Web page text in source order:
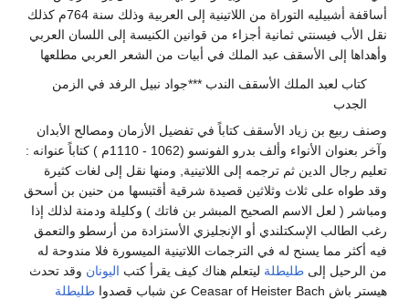
أساقفة أشبيليه التوراة من اللاتينية إلى العربية وذلك سنة 764م كذلك
نقل الأب فيسنتي ثمانية أجزاء من قوانين الكنيسة إلى اللسان العربي
وأهداها إلى الأسقف عبد الملك في أبيات من الشعر العربي مطلعها
كتاب لعبد الملك الأسقف الندب ***جواد نبيل الرفد في الزمن
الجدب
وصنف ربيع بن زياد الأسقف كتاباً في تفضيل الأزمان ومصالح الأبدان
وآخر بعنوان الأنواء وألف بدرو الفونسو (1062 - 1110م ) كتاباً عنوانه :
تعليم رجال الدين ثم ترجمه إلى اللاتينية, ومنها نقل إلى لغات كثيرة
وقد طواه على ثلاث وثلاثين قصيدة شرقية أقتبسها من حنين بن أسحق
ومباشر ( لعل الاسم الصحيح المبشر بن فاتك ) وكليلة ودمنة لذلك إذا
رغب الطالب الإسكتلندي أو الإنجليزي الأستزادة من أرسطو والتعمق
فيه أكثر مما يسنح له في الترجمات اللاتينية الميسورة فلا مندوحة له
من الرحيل إلى طليطلة ليتعلم هناك كيف يقرأ كتب اليونان وقد تحدث
هيستر باش Ceasar of Heister Bach عن شباب قصدوا
طليطلة